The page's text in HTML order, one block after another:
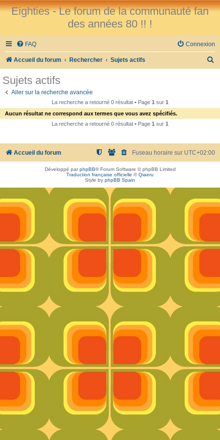
Eighties - Le forum de la communauté fan
des années 80 !! !
FAQ Connexion
Accueil du forum Rechercher Sujets actifs
e
Sujets actifs
Aller sur la recherche avancée
La recherche a retourné 0 résultat • Page 1 sur 1
Aucun résultat ne correspond aux termes que vous avez spécifiés.
La recherche a retourné 0 résultat • Page 1 sur 1
Accueil du forum Fuseau horaire sur UTC+02:00
Développé parphpBB® Forum Software © phpBB Limited
Traduction française officielle ©Qiaeru
Style by phpBB Spain